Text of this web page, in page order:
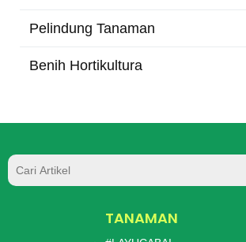
Pelindung Tanaman
Benih Hortikultura
TANAMAN